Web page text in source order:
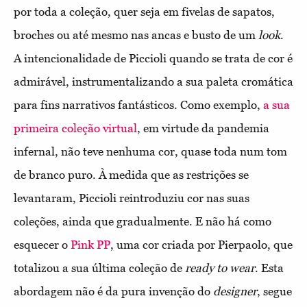
por toda a coleção, quer seja em fivelas de sapatos,
broches ou até mesmo nas ancas e busto de um look.
A intencionalidade de Piccioli quando se trata de cor é
admirável, instrumentalizando a sua paleta cromática
para fins narrativos fantásticos. Como exemplo, a sua
primeira coleção virtual, em virtude da pandemia
infernal, não teve nenhuma cor, quase toda num tom
de branco puro. À medida que as restrições se
levantaram, Piccioli reintroduziu cor nas suas
coleções, ainda que gradualmente. E não há como
esquecer o Pink PP, uma cor criada por Pierpaolo, que
totalizou a sua última coleção de ready to wear. Esta
abordagem não é da pura invenção do designer, segue